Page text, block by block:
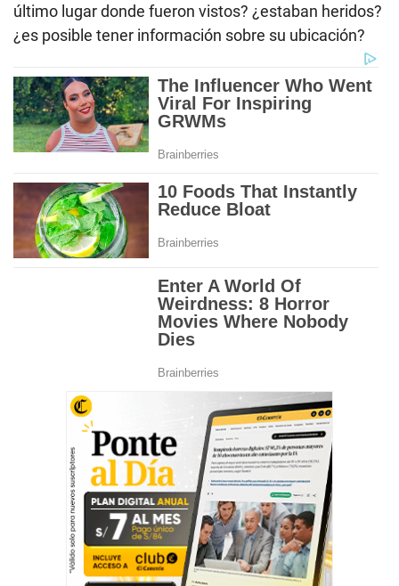
último lugar donde fueron vistos? ¿estaban heridos?
¿es posible tener información sobre su ubicación?